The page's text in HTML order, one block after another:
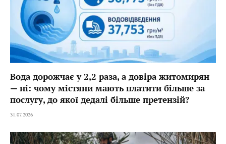
Вода дорожчає у 2,2 раза, а довіра житомирян
— ні: чому містяни мають платити більше за
послугу, до якої дедалі більше претензій?
31.07.2026